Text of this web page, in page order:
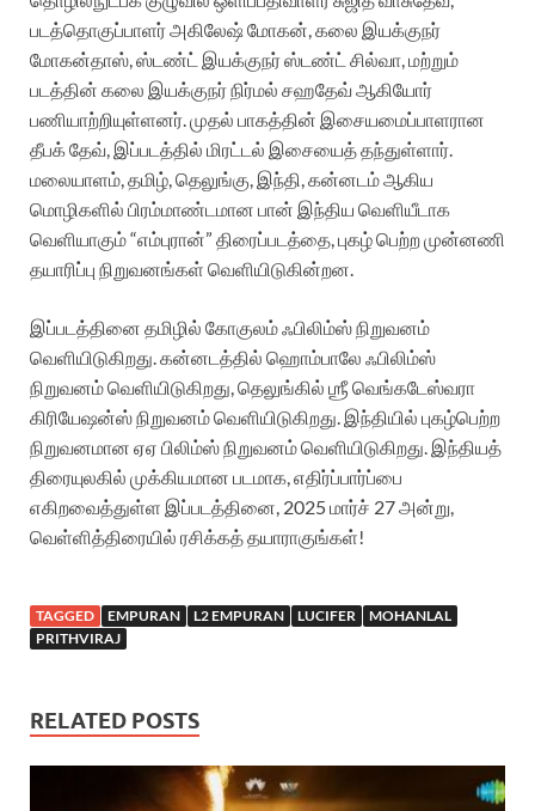
படத்தொகுப்பாளர் அகிலேஷ் மோகன், கலை இயக்குநர்
மோகன்தாஸ், ஸ்டண்ட் இயக்குநர் ஸ்டண்ட் சில்வா, மற்றும்
படத்தின் கலை இயக்குநர் நிர்மல் சஹதேவ் ஆகியோர்
பணியாற்றியுள்ளனர். முதல் பாகத்தின் இசையமைப்பாளரான
தீபக் தேவ், இப்படத்தில் மிரட்டல் இசையைத் தந்துள்ளார்.
மலையாளம், தமிழ், தெலுங்கு, இந்தி, கன்னடம் ஆகிய
மொழிகளில் பிரம்மாண்டமான பான் இந்திய வெளியீடாக
வெளியாகும் “எம்புரான்” திரைப்படத்தை, புகழ் பெற்ற முன்னணி
தயாரிப்பு நிறுவனங்கள் வெளியிடுகின்றன.
இப்படத்தினை தமிழில் கோகுலம் ஃபிலிம்ஸ் நிறுவனம்
வெளியிடுகிறது. கன்னடத்தில் ஹொம்பாலே ஃபிலிம்ஸ்
நிறுவனம் வெளியிடுகிறது, தெலுங்கில் ஶ்ரீ வெங்கடேஸ்வரா
கிரியேஷன்ஸ் நிறுவனம் வெளியிடுகிறது. இந்தியில் புகழ்பெற்ற
நிறுவனமான ஏஏ பிலிம்ஸ் நிறுவனம் வெளியிடுகிறது. இந்தியத்
திரையுலகில் முக்கியமான படமாக, எதிர்ப்பார்ப்பை
எகிறவைத்துள்ள இப்படத்தினை, 2025 மார்ச் 27 அன்று,
வெள்ளித்திரையில் ரசிக்கத் தயாராகுங்கள்!
TAGGED EMPURAN L2 EMPURAN LUCIFER
MOHANLAL
PRITHVIRAJ
RELATED POSTS